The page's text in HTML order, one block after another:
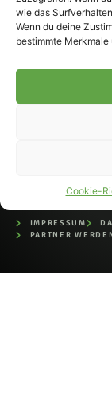
wie das
Wenn du deine
bestimmte
Cookie-
– Alle rechte
Fohlen-
offiziell
IMPRESSUM
PARTNER